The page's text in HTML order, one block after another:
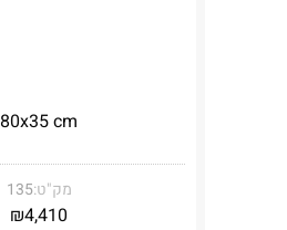
80x35 cm
מק"ט:135
₪4,410